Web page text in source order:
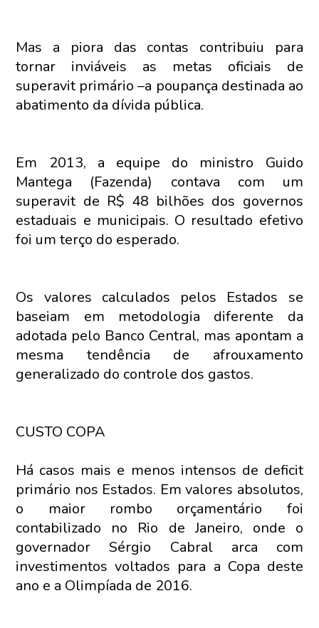
Mas a piora das contas contribuiu para
tornar inviáveis as metas oficiais de
superavit primário –a poupança destinada ao
abatimento da dívida pública.
Em 2013, a equipe do ministro Guido
Mantega (Fazenda) contava com um
superavit de R$ 48 bilhões dos governos
estaduais e municipais. O resultado efetivo
foi um terço do esperado.
Os valores calculados pelos Estados se
baseiam em metodologia diferente da
adotada pelo Banco Central, mas apontam a
mesma tendência de afrouxamento
generalizado do controle dos gastos.
CUSTO COPA
Há casos mais e menos intensos de deficit
primário nos Estados. Em valores absolutos,
o maior rombo orçamentário foi
contabilizado no Rio de Janeiro, onde o
governador Sérgio Cabral arca com
investimentos voltados para a Copa deste
ano e a Olimpíada de 2016.